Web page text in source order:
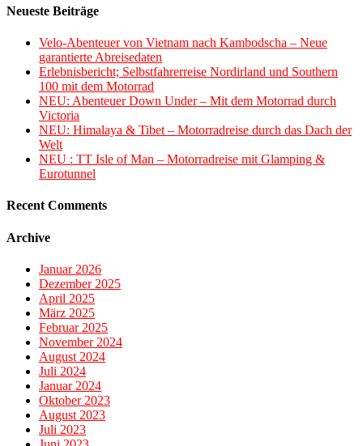
Neueste Beiträge
Velo-Abenteuer von Vietnam nach Kambodscha – Neue
garantierte Abreisedaten
Erlebnisbericht; Selbstfahrerreise Nordirland und Southern
100 mit dem Motorrad
NEU: Abenteuer Down Under – Mit dem Motorrad durch
Victoria
NEU: Himalaya & Tibet – Motorradreise durch das Dach der
Welt
NEU : TT Isle of Man – Motorradreise mit Glamping &
Eurotunnel
Recent Comments
Archive
Januar 2026
Dezember 2025
April 2025
März 2025
Februar 2025
November 2024
August 2024
Juli 2024
Januar 2024
Oktober 2023
August 2023
Juli 2023